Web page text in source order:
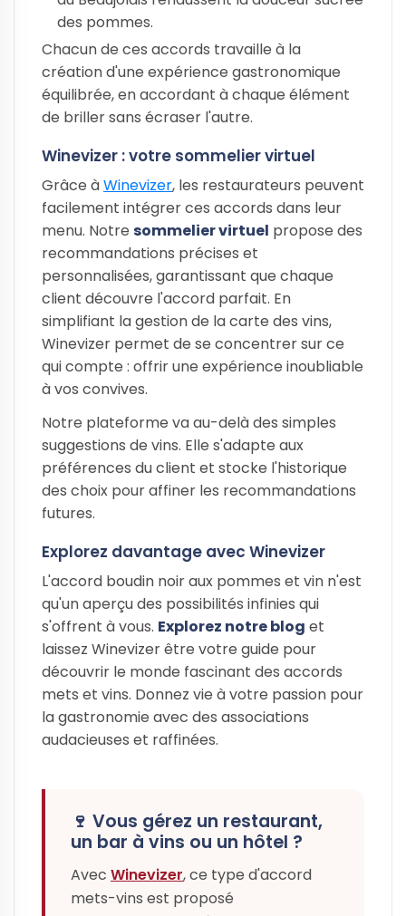
des pommes.
Chacun de ces accords travaille à la
création d'une expérience gastronomique
équilibrée, en accordant à chaque élément
de briller sans écraser l'autre.
Winevizer : votre sommelier virtuel
Grâce àWinevizer, les restaurateurs peuvent
facilement intégrer ces accords dans leur
menu. Notre sommelier virtuel propose des
recommandations précises et
personnalisées, garantissant que chaque
client découvre l'accord parfait. En
simplifiant la gestion de la carte des vins,
Winevizer permet de se concentrer sur ce
qui compte : offrir une expérience inoubliable
à vos convives.
Notre plateforme va au-delà des simples
suggestions de vins. Elle s'adapte aux
préférences du client et stocke l'historique
des choix pour affiner les recommandations
futures.
Explorez davantage avec Winevizer
L'accord boudin noir aux pommes et vin n'est
qu'un aperçu des possibilités infinies qui
s'offrent à vous. Explorez notre blog et
laissez Winevizer être votre guide pour
découvrir le monde fascinant des accords
mets et vins. Donnez vie à votre passion pour
la gastronomie avec des associations
audacieuses et raffinées.
🍷 Vous gérez un restaurant,
un bar à vins ou un hôtel ?
Avec Winevizer, ce type d'accord
mets-vins est proposé